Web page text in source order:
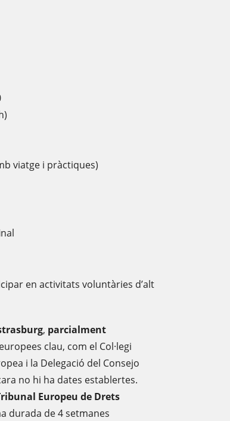
viatge i pràctiques)
en activitats voluntàries d’alt
, parcialment
clau, com el Col·legi
i la Delegació del Consejo
no hi ha dates establertes.
Europeu de Drets
durada de 4 setmanes